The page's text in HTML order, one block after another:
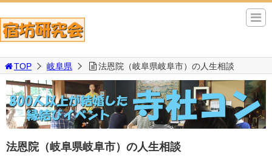
TOP 岐阜県 法恩院（岐阜県岐阜市）の人生相談
法恩院（岐阜県岐阜市）の人生相談